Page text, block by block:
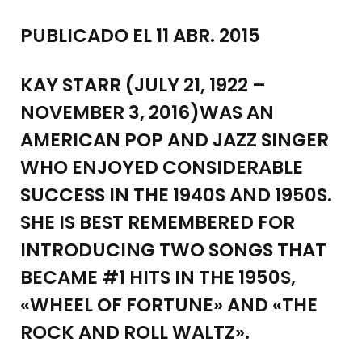
PUBLICADO EL 11 ABR. 2015
KAY STARR (JULY 21, 1922 –
NOVEMBER 3, 2016)WAS AN
AMERICAN POP AND JAZZ SINGER
WHO ENJOYED CONSIDERABLE
SUCCESS IN THE 1940S AND 1950S.
SHE IS BEST REMEMBERED FOR
INTRODUCING TWO SONGS THAT
BECAME #1 HITS IN THE 1950S,
«WHEEL OF FORTUNE» AND «THE
ROCK AND ROLL WALTZ».